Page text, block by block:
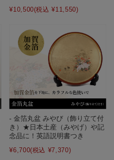
¥10,500(税込 ¥11,550)
- 金箔丸盆 みやび（飾り立て付
き）★日本土産（みやげ）や記
念品に！英語説明書つき
¥6,700(税込 ¥7,370)